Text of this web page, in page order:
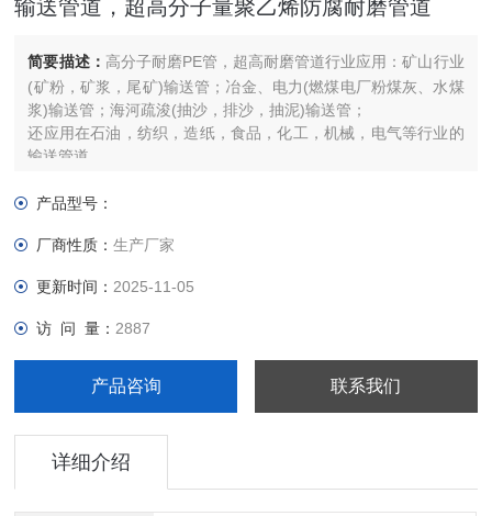
输送管道，超高分子量聚乙烯防腐耐磨管道
简要描述： 高分子耐磨PE管，超高耐磨管道行业应用：矿山行业
(矿粉，矿浆，尾矿)输送管；冶金、电力(燃煤电厂粉煤灰、水煤
浆)输送管；海河疏浚(抽沙，排沙，抽泥)输送管；
还应用在石油，纺织，造纸，食品，化工，机械，电气等行业的
输送管道。
产品型号：
厂商性质：生产厂家
更新时间： 2025-11-05
访 问 量： 2887
产品咨询 联系我们
详细介绍